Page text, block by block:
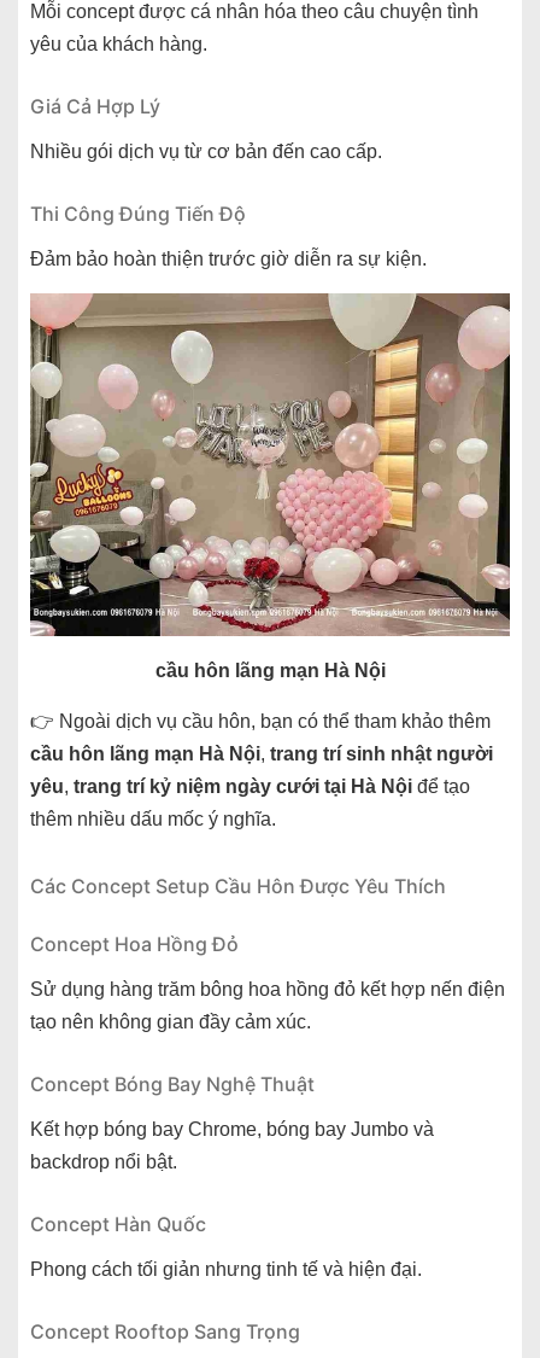
Mỗi concept được cá nhân hóa theo câu chuyện tình
yêu của khách hàng.
Giá Cả Hợp Lý
Nhiều gói dịch vụ từ cơ bản đến cao cấp.
Thi Công Đúng Tiến Độ
Đảm bảo hoàn thiện trước giờ diễn ra sự kiện.
cầu hôn lãng mạn Hà Nội
👉 Ngoài dịch vụ cầu hôn, bạn có thể tham khảo thêm
cầu hôn lãng mạn Hà Nội, trang trí sinh nhật người
yêu, trang trí kỷ niệm ngày cưới tại Hà Nội để tạo
thêm nhiều dấu mốc ý nghĩa.
Các Concept Setup Cầu Hôn Được Yêu Thích
Concept Hoa Hồng Đỏ
Sử dụng hàng trăm bông hoa hồng đỏ kết hợp nến điện
tạo nên không gian đầy cảm xúc.
Concept Bóng Bay Nghệ Thuật
Kết hợp bóng bay Chrome, bóng bay Jumbo và
backdrop nổi bật.
Concept Hàn Quốc
Phong cách tối giản nhưng tinh tế và hiện đại.
Concept Rooftop Sang Trọng